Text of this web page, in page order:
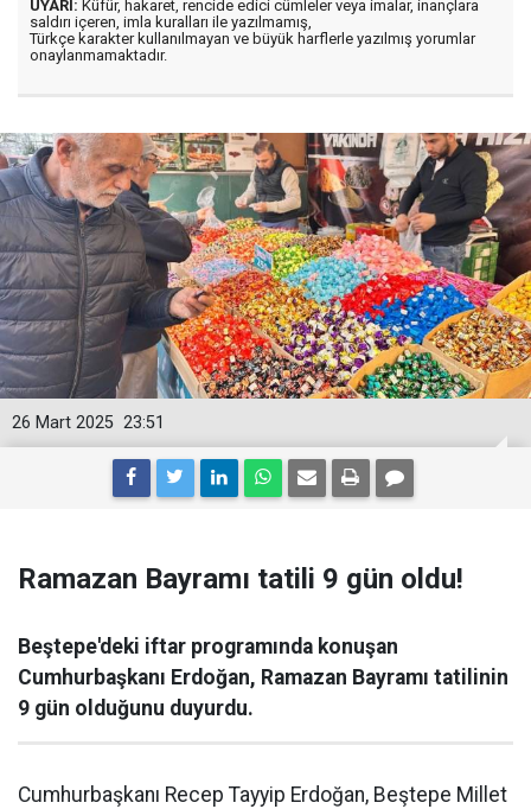
UYARI: Küfür, hakaret, rencide edici cümleler veya imalar, inançlara
saldırı içeren, imla kuralları ile yazılmamış,
Türkçe karakter kullanılmayan ve büyük harflerle yazılmış yorumlar
onaylanmamaktadır.
23:51
26 Mart 2025
Ramazan Bayramı tatili 9 gün oldu!
Beştepe'deki iftar programında konuşan
Cumhurbaşkanı Erdoğan, Ramazan Bayramı tatilinin
9 gün olduğunu duyurdu.
Cumhurbaşkanı Recep Tayyip Erdoğan, Beştepe Millet